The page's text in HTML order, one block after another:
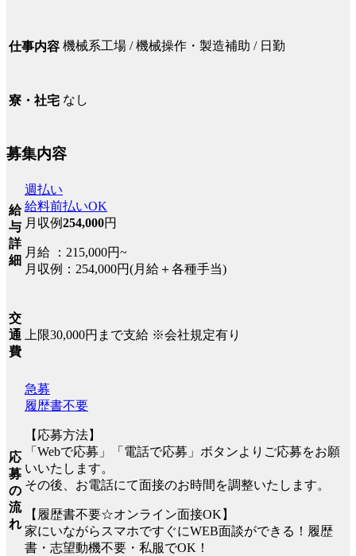
仕事内容 機械系工場 / 機械操作・製造補助 / 日勤
寮・社宅 なし
募集内容
給
与
詳
細
週払い
給料前払いOK
月収例254,000円
月給 ：215,000円~
月収例：254,000円(月給＋各種手当)
交
通
費
上限30,000円まで支給 ※会社規定有り
応
募
の
流
れ
急募
履歴書不要
【応募方法】
「Webで応募」「電話で応募」ボタンよりご応募をお願
いいたします。
その後、お電話にて面接のお時間を調整いたします。
【履歴書不要☆オンライン面接OK】
家にいながらスマホですぐにWEB面談ができる！履歴
書・志望動機不要・私服でOK！